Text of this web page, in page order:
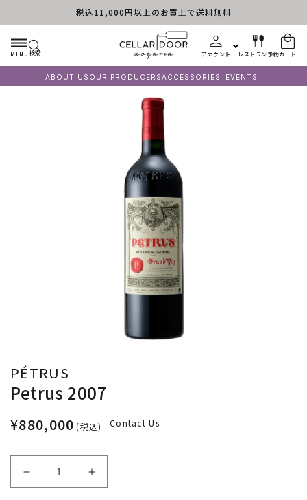
コンテンツに進む税込11,000円以上のお買上で送料無料
MENU 検索 アカウント レストラン予約カート
ABOUT US OUR PRODUCERSACCESSORIES EVENTS
PÉTRUS
Petrus 2007
¥880,000 (税込) Contact Us
Petrus
2007
Petrus
2007